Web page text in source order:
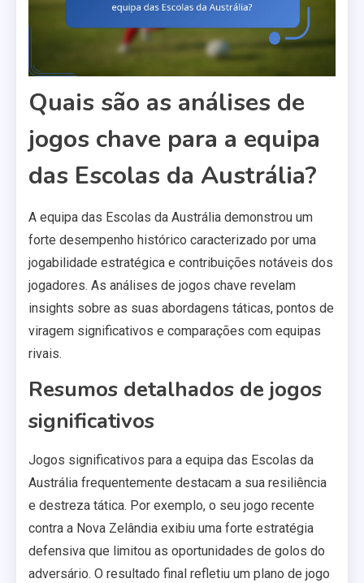
Quais são as análises de
jogos chave para a equipa
das Escolas da Austrália?
A equipa das Escolas da Austrália demonstrou um
forte desempenho histórico caracterizado por uma
jogabilidade estratégica e contribuições notáveis dos
jogadores. As análises de jogos chave revelam
insights sobre as suas abordagens táticas, pontos de
viragem significativos e comparações com equipas
rivais.
Resumos detalhados de jogos
significativos
Jogos significativos para a equipa das Escolas da
Austrália frequentemente destacam a sua resiliência
e destreza tática. Por exemplo, o seu jogo recente
contra a Nova Zelândia exibiu uma forte estratégia
defensiva que limitou as oportunidades de golos do
adversário. O resultado final refletiu um plano de jogo